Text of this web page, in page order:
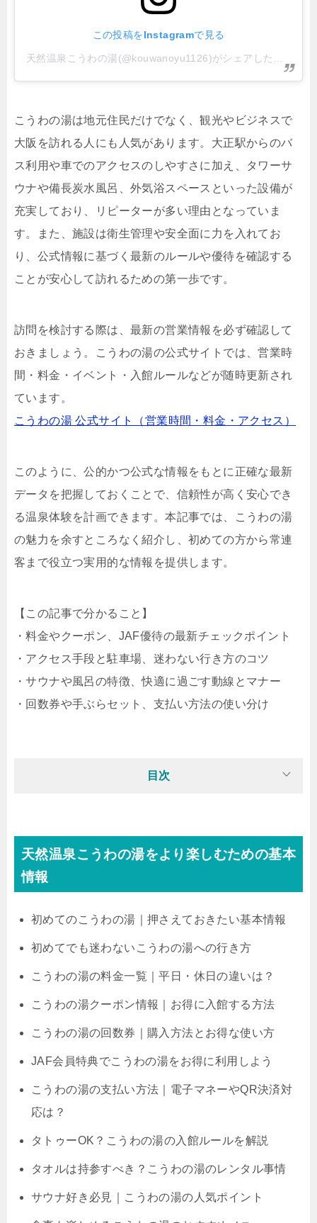
この投稿をInstagramで見る
こうわの湯は地元住民だけでなく、観光やビジネスで
大阪を訪れる人にも人気があります。大正駅からのバ
ス利用や車でのアクセスのしやすさに加え、タワーサ
ウナや備長炭水風呂、外気浴スペースといった設備が
充実しており、リピーターが多い理由となっていま
す。また、施設は衛生管理や安全面に力を入れてお
り、公式情報に基づく最新のルールや優待を確認する
ことが安心して訪れるための第一歩です。
訪問を検討する際は、最新の営業情報を必ず確認して
おきましょう。こうわの湯の公式サイトでは、営業時
間・料金・イベント・入館ルールなどが随時更新され
ています。
こうわの湯 公式サイト（営業時間・料金・アクセス）
このように、公的かつ公式な情報をもとに正確な最新
データを把握しておくことで、信頼性が高く安心でき
る温泉体験を計画できます。本記事では、こうわの湯
の魅力を余すところなく紹介し、初めての方から常連
客まで役立つ実用的な情報を提供します。
【この記事で分かること】
・料金やクーポン、JAF優待の最新チェックポイント
・アクセス手段と駐車場、迷わない行き方のコツ
・サウナや風呂の特徴、快適に過ごす動線とマナー
・回数券や手ぶらセット、支払い方法の使い分け
目次
天然温泉こうわの湯をより楽しむための基本
情報
初めてのこうわの湯｜押さえておきたい基本情報
初めてでも迷わないこうわの湯への行き方
こうわの湯の料金一覧｜平日・休日の違いは？
こうわの湯クーポン情報｜お得に入館する方法
こうわの湯の回数券｜購入方法とお得な使い方
JAF会員特典でこうわの湯をお得に利用しよう
こうわの湯の支払い方法｜電子マネーやQR決済対
応は？
タトゥーOK？こうわの湯の入館ルールを解説
タオルは持参すべき？こうわの湯のレンタル事情
サウナ好き必見｜こうわの湯の人気ポイント